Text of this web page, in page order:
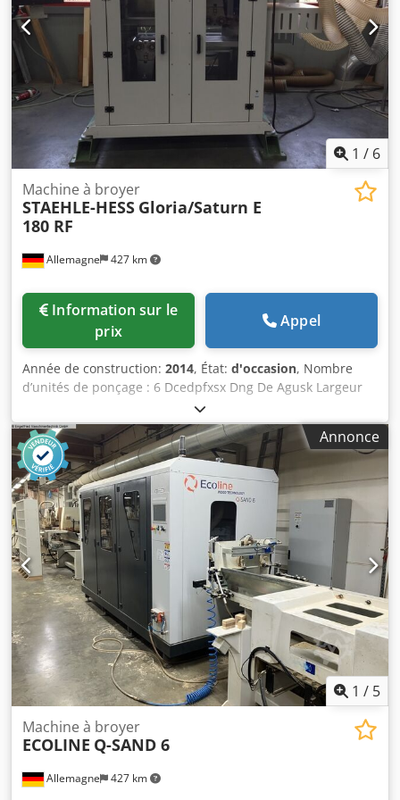
outils et les dispositifs de serrage illustrés ne font partie
de la livraison que s'ils sont mentionnés dans les si cela
est indiqué dans les informations complémentaires. Les
données techniques et les indications sont sujettes à des
modifications et à des erreurs. Djdpfjxq Hkuox Agueck sous
réserve de vente intermédiaire !
1 / 6
Allemagne 427 km
Machine à broyer
STAEHLE-HESS Gloria/Saturn E
180 RF
prix
Appel
Année de construction: 2014, État: d'occasion, Nombre
d’unités de ponçage : 6 Dcedpfxsx Dng De Agusk Largeur
de ponçage : 180 mm Hauteur maximale de ponçage : 150
mm Ponçeuse STAEHLE type Gloria/Saturn E 180 RF -----
Ponçeuse de finition Stähle Hess type Saturn E 180 RF
(anciennement Gloria) équipée de 2 unités de ponçage
ainsi que d’unités de finition Roto Finish supérieures et
inférieures supplémentaires. 1 bande abrasive supérieure
1 bande abrasive inférieure 2 unités supérieures de
finition Roto Finish 2 unités inférieures de finition Roto
Finish Description détaillée dans le PDF du fabricant à
côté. Vente pour le compte du client. Les photos
proviennent de nos archives et ont été prises avant la
livraison de la machine au client. (Données techniques
selon le fabricant — sans garantie !)
Annonce
1 / 5
Allemagne 427 km
Machine à broyer
ECOLINE Q-SAND 6